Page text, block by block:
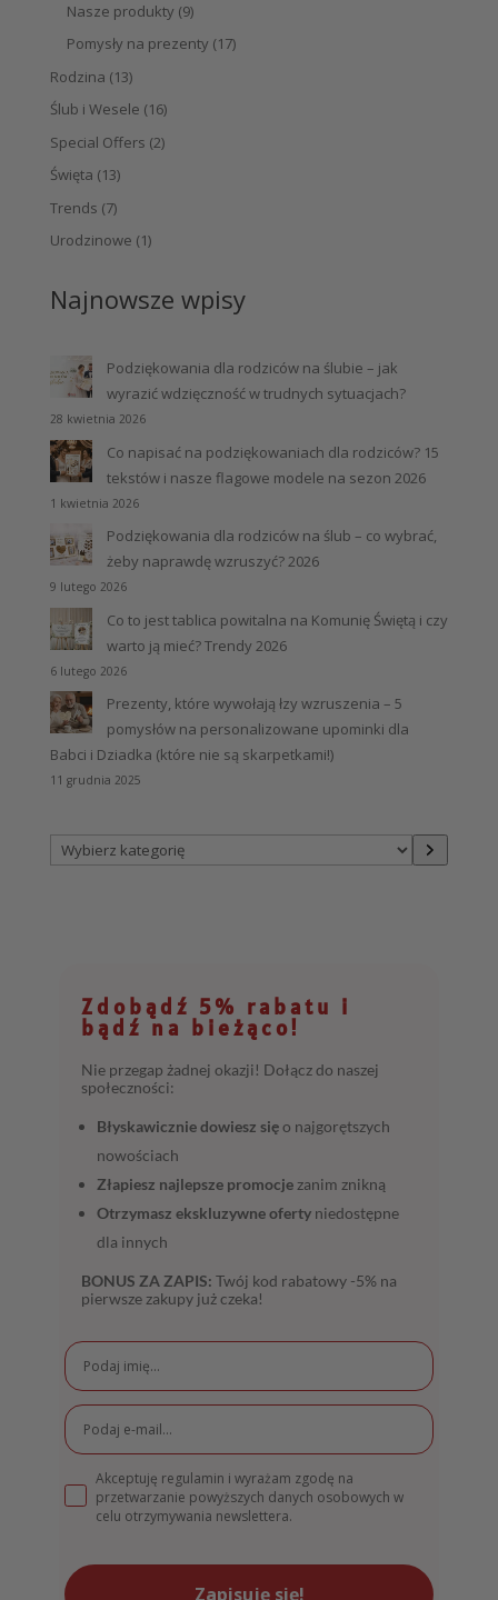
Nasze produkty (9)
Pomysły na prezenty (17)
Rodzina (13)
Ślub i Wesele (16)
Special Offers (2)
Święta (13)
Trends (7)
Urodzinowe (1)
Najnowsze wpisy
Podziękowania dla rodziców na ślubie – jak
wyrazić wdzięczność w trudnych sytuacjach?
28 kwietnia 2026
Co napisać na podziękowaniach dla rodziców? 15
tekstów i nasze flagowe modele na sezon 2026
1 kwietnia 2026
Podziękowania dla rodziców na ślub – co wybrać,
żeby naprawdę wzruszyć? 2026
9 lutego 2026
Co to jest tablica powitalna na Komunię Świętą i czy
warto ją mieć? Trendy 2026
6 lutego 2026
Prezenty, które wywołają łzy wzruszenia – 5
pomysłów na personalizowane upominki dla
Babci i Dziadka (które nie są skarpetkami!)
11 grudnia 2025
Wybierz
kategorię
Zdobądź 5% rabatu i
bądź na bieżąco!
Nie przegap żadnej okazji! Dołącz do naszej
społeczności:
Błyskawicznie dowiesz sięo najgorętszych
nowościach
Złapiesz najlepsze promocje zanim znikną
Otrzymasz ekskluzywne oferty niedostępne
dla innych
BONUS ZA ZAPIS: Twój kod rabatowy -5% na
pierwsze zakupy już czeka!
Akceptuję regulamin i wyrażam zgodę na
przetwarzanie powyższych danych osobowych w
celu otrzymywania newslettera.
Zapisuję się!